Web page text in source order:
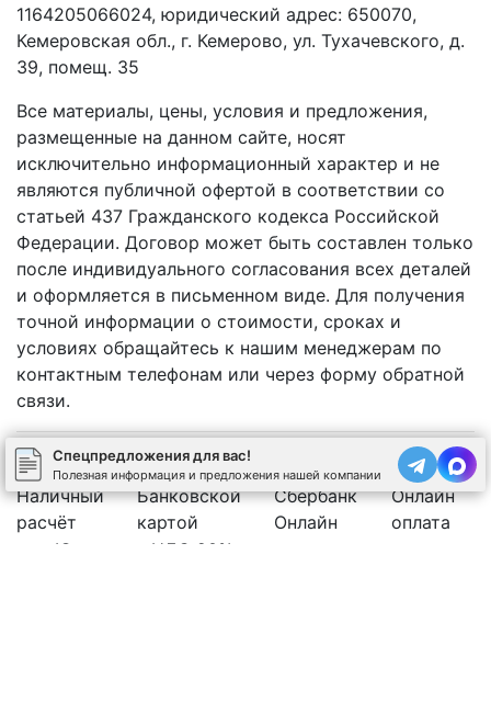
1164205066024, юридический адрес: 650070,
Кемеровская обл., г. Кемерово, ул. Тухачевского, д.
39, помещ. 35
Все материалы, цены, условия и предложения,
размещенные на данном сайте, носят
исключительно информационный характер и не
являются публичной офертой в соответствии со
статьей 437 Гражданского кодекса Российской
Федерации. Договор может быть составлен только
после индивидуального согласования всех деталей
и оформляется в письменном виде. Для получения
точной информации о стоимости, сроках и
условиях обращайтесь к нашим менеджерам по
контактным телефонам или через форму обратной
связи.
Наличный
расчёт
Банковской
картой
Сбербанк
Онлайн
Онлайн
оплата
Юр.лицо с НДС 20%
Спецпредложения для вас!
Полезная информация и предложения нашей компании